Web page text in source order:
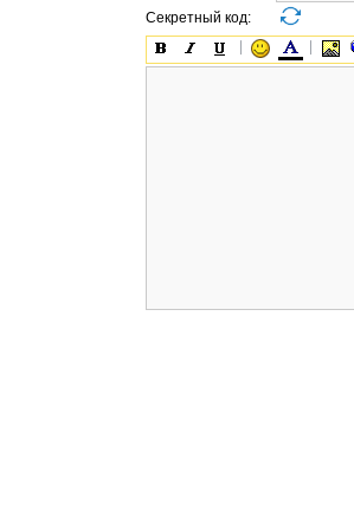
Секретный код: